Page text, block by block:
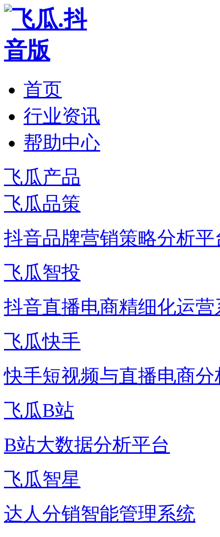
首页
行业资讯
帮助中心
飞瓜产品
飞瓜品策
抖音品牌营销策略分析平
飞瓜智投
抖音直播电商精细化运营
飞瓜快手
快手短视频与直播电商分
飞瓜B站
B站大数据分析平台
飞瓜智星
达人分销智能管理系统